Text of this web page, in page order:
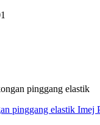
pinggang elastik